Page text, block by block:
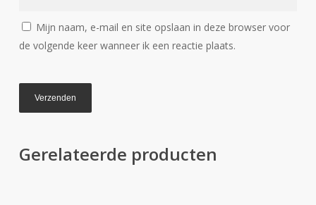
Mijn naam, e-mail en site opslaan in deze browser voor
de volgende keer wanneer ik een reactie plaats.
Gerelateerde producten